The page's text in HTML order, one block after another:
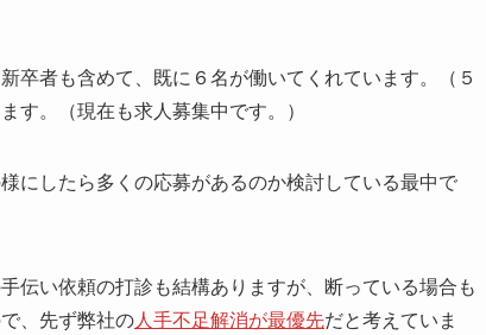
者も含めて、既に６名が働いてくれています。（５
す。（現在も求人募集中です。）
にしたら多くの応募があるのか検討している最中で
伝い依頼の打診も結構ありますが、断っている場合も
、先ず弊社の人手不足解消が最優先だと考えていま